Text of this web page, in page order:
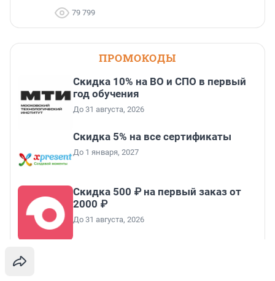
79 799
ПРОМОКОДЫ
Скидка 10% на ВО и СПО в первый
год обучения
До 31 августа, 2026
Скидка 5% на все сертификаты
До 1 января, 2027
Скидка 500 ₽ на первый заказ от
2000 ₽
До 31 августа, 2026